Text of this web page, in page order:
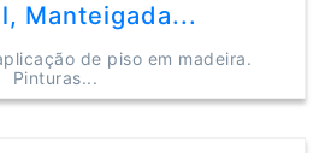
Manteigada...
de piso em madeira.
Pinturas...